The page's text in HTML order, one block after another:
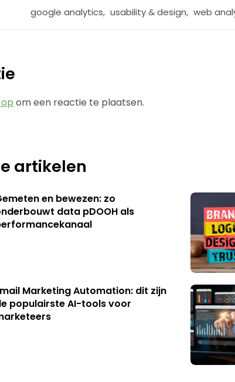
google analytics, usability & design, web
om een reactie te plaatsen.
artikelen
en bewezen: zo
data pDOOH als
Marketing Automation: dit zijn
populairste AI-tools voor